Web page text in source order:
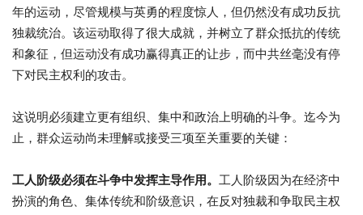
年的运动，尽管规模与英勇的程度惊人，但仍然没有成功反抗
独裁统治。该运动取得了很大成就，并树立了群众抵抗的传统
和象征，但运动没有成功赢得真正的让步，而中共丝毫没有停
下对民主权利的攻击。
这说明必须建立更有组织、集中和政治上明确的斗争。迄今为
止，群众运动尚未理解或接受三项至关重要的关键：
工人阶级必须在斗争中发挥主导作用。 工人阶级因为在经济中
扮演的角色、集体传统和阶级意识，在反对独裁和争取民主权